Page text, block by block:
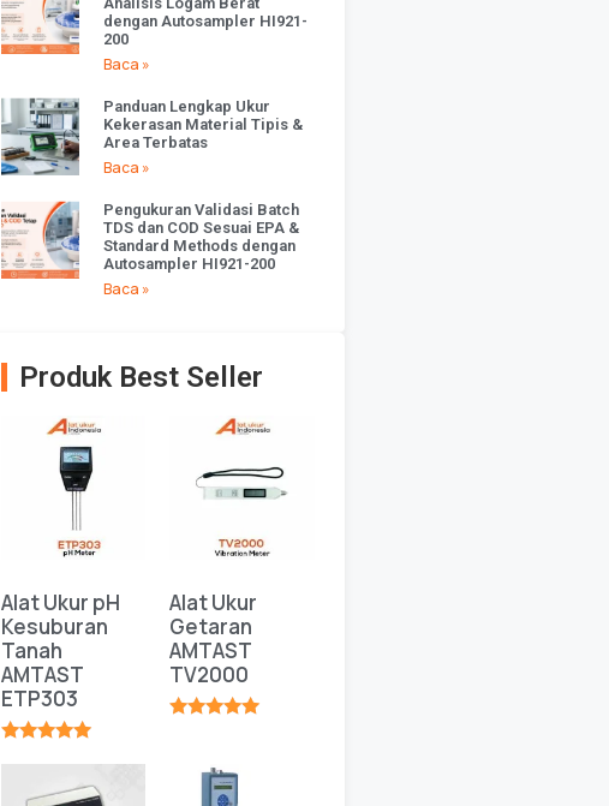
dengan Autosampler HI921-
200
Baca »
Panduan Lengkap Ukur
Kekerasan Material Tipis &
Area Terbatas
Baca »
Pengukuran Validasi Batch
TDS dan COD Sesuai EPA &
Standard Methods dengan
Autosampler HI921-200
Baca »
Produk Best Seller
Alat Ukur pH
Kesuburan
Tanah
AMTAST
ETP303
Alat Ukur
Getaran
AMTAST
TV2000